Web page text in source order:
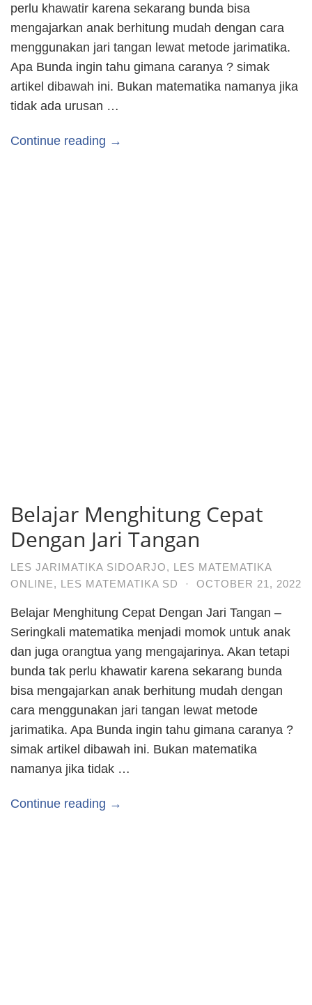
perlu khawatir karena sekarang bunda bisa
mengajarkan anak berhitung mudah dengan cara
menggunakan jari tangan lewat metode jarimatika.
Apa Bunda ingin tahu gimana caranya ? simak
artikel dibawah ini. Bukan matematika namanya jika
tidak ada urusan …
Continue reading →
Belajar Menghitung Cepat
Dengan Jari Tangan
LES JARIMATIKA SIDOARJO, LES MATEMATIKA
ONLINE, LES MATEMATIKA SD · OCTOBER 21, 2022
Belajar Menghitung Cepat Dengan Jari Tangan –
Seringkali matematika menjadi momok untuk anak
dan juga orangtua yang mengajarinya. Akan tetapi
bunda tak perlu khawatir karena sekarang bunda
bisa mengajarkan anak berhitung mudah dengan
cara menggunakan jari tangan lewat metode
jarimatika. Apa Bunda ingin tahu gimana caranya ?
simak artikel dibawah ini. Bukan matematika
namanya jika tidak …
Continue reading →